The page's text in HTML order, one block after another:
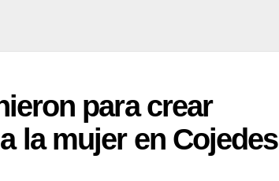
para crear
la mujer en Cojedes